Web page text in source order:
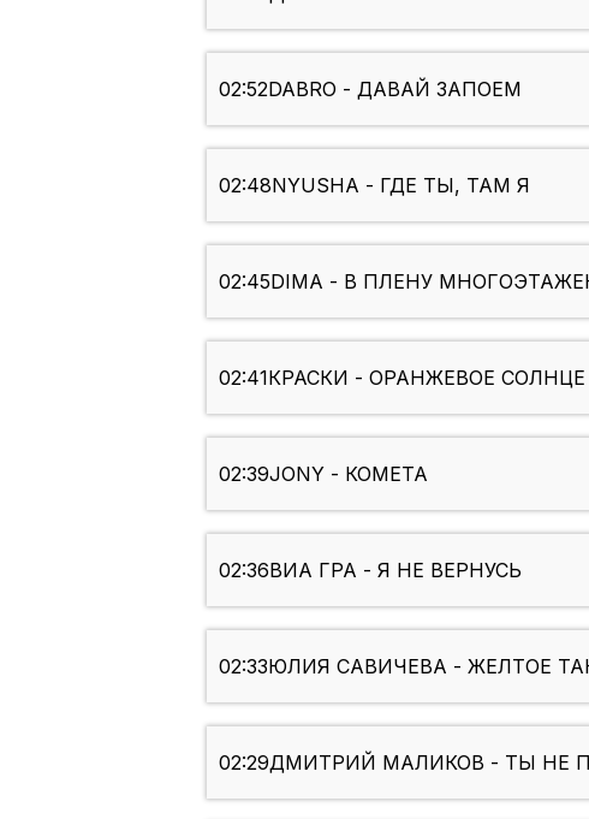
02:52DABRO - ДАВАЙ ЗАПОЕМ
02:48NYUSHA - ГДЕ ТЫ, ТАМ Я
02:45DIMA - В ПЛЕНУ
02:41КРАСКИ - ОРАНЖЕВОЕ СОЛНЦЕ
02:39JONY - КОМЕТА
02:36ВИА ГРА - Я НЕ ВЕРНУСЬ
02:33ЮЛИЯ САВИЧЕВА - ЖЕЛТОЕ
02:29ДМИТРИЙ МАЛИКОВ - ТЫ НЕ